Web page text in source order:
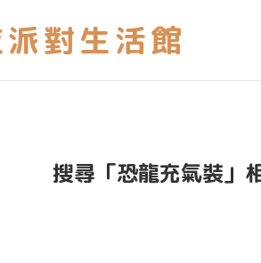
搜尋「恐龍充氣裝」